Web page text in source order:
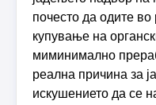
почесто да одите
купување на
миминимално
реална причина за
искушението да се